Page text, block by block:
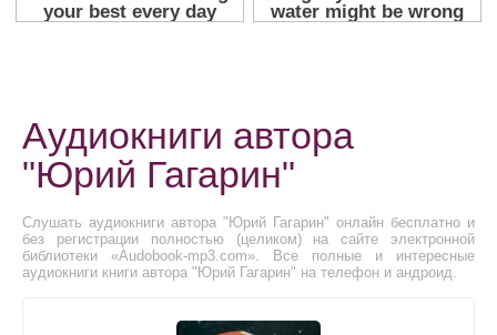
Аудиокниги автора
"Юрий Гагарин"
Слушать аудиокниги автора "Юрий Гагарин" онлайн бесплатно и
без регистрации полностью (целиком) на сайте электронной
библиотеки «Audobook-mp3.com». Все полные и интересные
аудиокниги книги автора "Юрий Гагарин" на телефон и андроид.